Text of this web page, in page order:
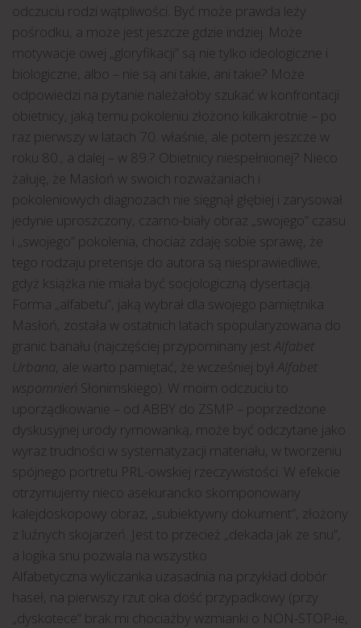
odczuciu rodzi wątpliwości. Być może prawda leży
pośrodku, a może jest jeszcze gdzie indziej. Może
motywacje owej „gloryfikacji” są nie tylko ideologiczne i
biologiczne, albo – nie są ani takie, ani takie? Może
odpowiedzi na pytanie należałoby szukać w konfrontacji
obietnicy, jaką temu pokoleniu złożono kilkakrotnie – po
raz pierwszy w latach 70. właśnie, ale potem jeszcze w
roku 80., a dalej – w 89.? Obietnicy niespełnionej? Nieco
żałuję, że Masłoń w swoich rozważaniach i
pokoleniowych diagnozach nie sięgnął głębiej i zarysował
jedynie uproszczony, czarno-biały obraz „swojego” czasu
i „swojego” pokolenia, chociaż zdaję sobie sprawę, że
tego rodzaju pretensje do autora są niesprawiedliwe,
gdyż książka nie miała być socjologiczną dysertacją.
Forma „alfabetu”, jaką wybrał dla swojego pamiętnika
Masłoń, została w ostatnich latach spopularyzowana do
granic banału (najczęściej przypominany jest Alfabet
Urbana , ale warto pamiętać, że wcześniej był Alfabet
wspomnień Słonimskiego). W moim odczuciu to
uporządkowanie – od ABBY do ZSMP – poprzedzone
dyskusyjnej urody rymowanką, może być odczytane jako
wyraz trudności w systematyzacji materiału, w tworzeniu
spójnego portretu PRL-owskiej rzeczywistości. W efekcie
otrzymujemy nieco asekurancko skomponowany
kalejdoskopowy obraz, „subiektywny dokument”, złożony
z luźnych skojarzeń. Jest to przecież „dekada jak ze snu”,
a logika snu pozwala na wszystko.
Alfabetyczna wyliczanka uzasadnia na przykład dobór
haseł, na pierwszy rzut oka dość przypadkowy (przy
„dyskotece” brak mi chociażby wzmianki o NON-STOP-ie,